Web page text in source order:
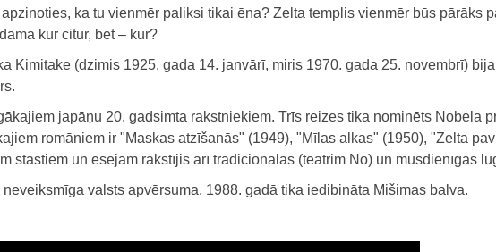
ka tu vienmēr paliksi tikai ēna? Zelta templis vienmēr būs pārāks
kur citur, bet – kur?
Kimitake (dzimis 1925. gada 14. janvārī, miris 1970. gada 25. novembrī)
japāņu 20. gadsimta rakstniekiem. Trīs reizes tika nominēts Nobela
romāniem ir "Maskas atzīšanās" (1949), "Mīlas alkas" (1950), "Zelta
stāstiem un esejām rakstījis arī tradicionālās (teātrim No) un mūsdienīgas
valsts apvērsuma. 1988. gadā tika iedibināta Mišimas balva.